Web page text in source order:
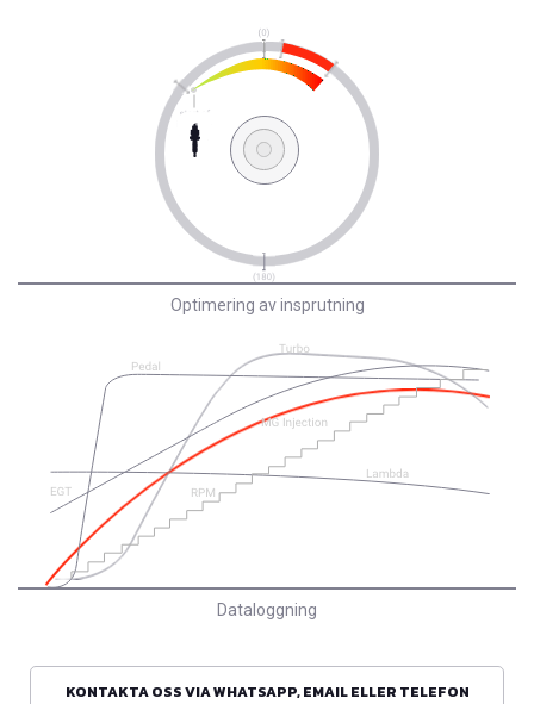
Optimering av insprutning
Dataloggning
KONTAKTA OSS VIA WHATSAPP, EMAIL ELLER TELEFON